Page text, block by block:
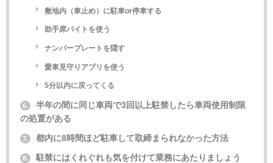
敷地内（車止め）に駐車or停車する
助手席バイトを使う
ナンバープレートを隠す
愛車見守りアプリを使う
5分以内に戻ってくる
6.
半年の間に同じ車両で3回以上駐禁したら車両使用制限
の処置がある
7. 都内に8時間ほど駐車して取締まられなかった方法
8. 駐禁にはくれぐれも気を付けて業務にあたりましょう